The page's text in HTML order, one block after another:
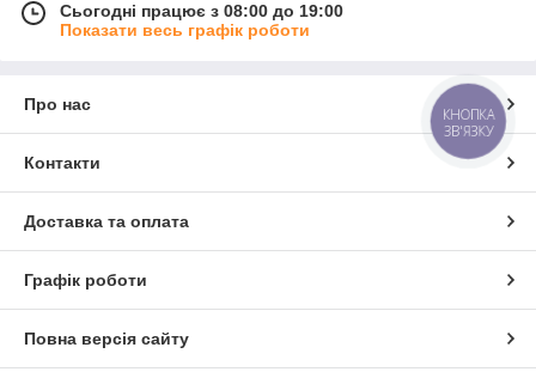
Сьогодні працює з 08:00 до 19:00
Показати весь графік роботи
Про нас
Контакти
Доставка та оплата
Графік роботи
Повна версія сайту
КНОПКА
ЗВ'ЯЗКУ